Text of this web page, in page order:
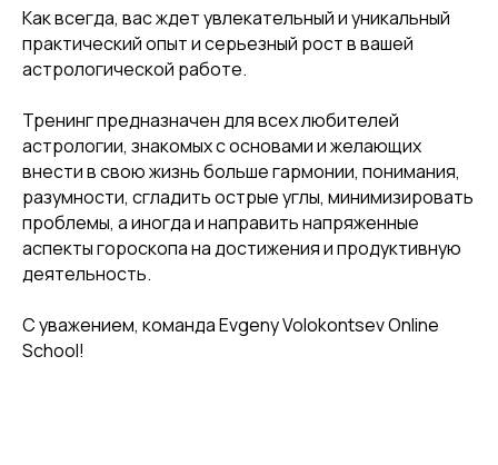
Как всегда, вас ждет увлекательный и уникальный
практический опыт и серьезный рост в вашей
астрологической работе.
Тренинг предназначен для всех любителей
астрологии, знакомых с основами и желающих
внести в свою жизнь больше гармонии, понимания,
разумности, сгладить острые углы, минимизировать
проблемы, а иногда и направить напряженные
аспекты гороскопа на достижения и продуктивную
деятельность.
С уважением, команда Evgeny Volokontsev Online
School!